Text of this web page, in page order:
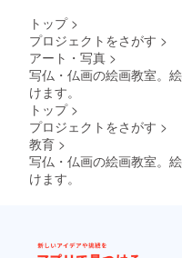
トップ >
プロジェクトをさがす >
アート・写真 >
写仏・仏画の絵画教室。
けます。
トップ >
プロジェクトをさがす >
教育 >
写仏・仏画の絵画教室。
けます。